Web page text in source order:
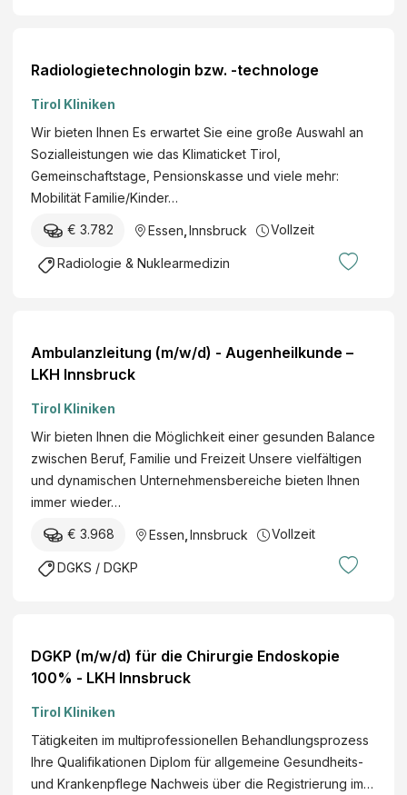
Radiologietechnologin bzw. -technologe
Tirol Kliniken
Wir bieten Ihnen Es erwartet Sie eine große Auswahl an
Sozialleistungen wie das Klimaticket Tirol,
Gemeinschaftstage, Pensionskasse und viele mehr:
Mobilität Familie/Kinder…
€ 3.782 Essen, Innsbruck Vollzeit
Radiologie & Nuklearmedizin
Ambulanzleitung (m/w/d) - Augenheilkunde –
LKH Innsbruck
Tirol Kliniken
Wir bieten Ihnen die Möglichkeit einer gesunden Balance
zwischen Beruf, Familie und Freizeit Unsere vielfältigen
und dynamischen Unternehmensbereiche bieten Ihnen
immer wieder…
€ 3.968 Essen Innsbruck Vollzeit
DGKS / DGKP
DGKP (m/w/d) für die Chirurgie Endoskopie
100% - LKH Innsbruck
Tirol Kliniken
Tätigkeiten im multiprofessionellen Behandlungsprozess
Ihre Qualifikationen Diplom für allgemeine Gesundheits-
und Krankenpflege Nachweis über die Registrierung im…